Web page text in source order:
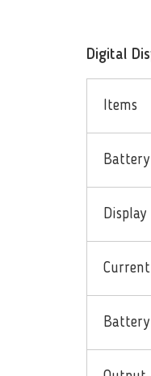
Digital
Items
Battery